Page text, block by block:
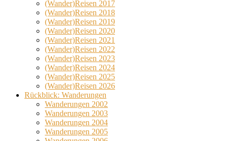
(Wander)Reisen 2017
(Wander)Reisen 2018
(Wander)Reisen 2019
(Wander)Reisen 2020
(Wander)Reisen 2021
(Wander)Reisen 2022
(Wander)Reisen 2023
(Wander)Reisen 2024
(Wander)Reisen 2025
(Wander)Reisen 2026
Rückblick: Wanderungen
Wanderungen 2002
Wanderungen 2003
Wanderungen 2004
Wanderungen 2005